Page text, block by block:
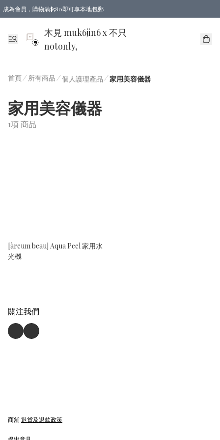
成為會員，購物滿$580即可享本地包郵
亞洲地區買滿$780包郵，歐美地區買滿$980包郵
木見 muk6jin6 x 不只
notonly,
首頁/ 所有商品 /個人護理產品 /家用美容儀器
家用美容儀器
1項 商品
[àreum beau] Aqua Peel 家用水
光機
關注我們
商舖退貨及退款政策